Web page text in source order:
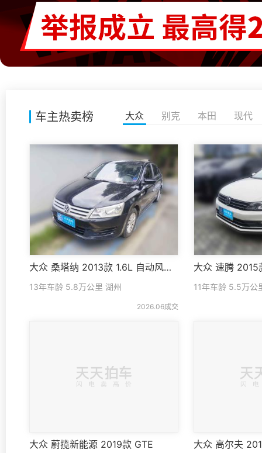
车主热卖榜 大众 别克 本田 现代
大众 桑塔纳 2013款 1.6L 自动风尚版
13年车龄 5.8万公里 湖州
2026.06成交
11年车龄 5.5万公
大众 蔚揽新能源 2019款 GTE